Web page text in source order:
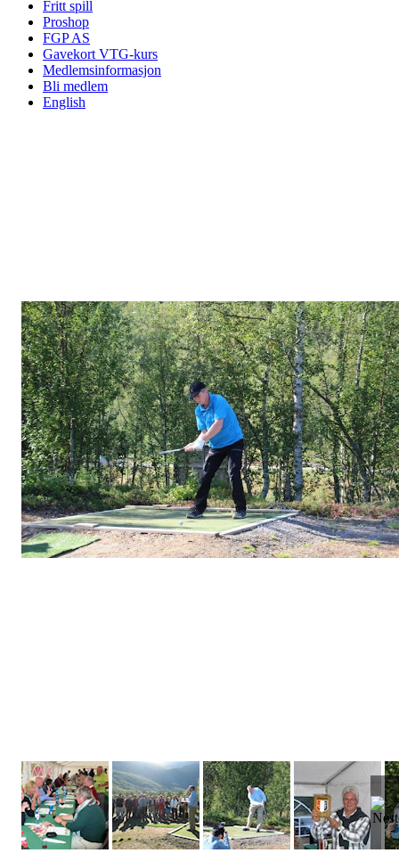
Fritt spill
Proshop
FGP AS
Gavekort VTG-kurs
Medlemsinformasjon
Bli medlem
English